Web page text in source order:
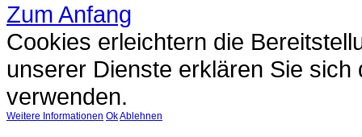
Zum Anfang
Cookies erleichtern die
unserer Dienste erklären Sie
verwenden.
Weitere Informationen OkAblehnen